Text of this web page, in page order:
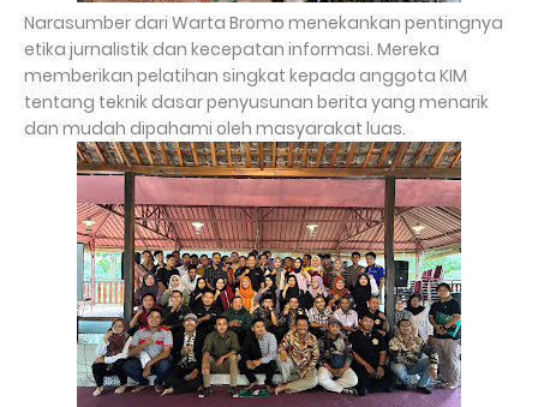
Narasumber dari Warta Bromo menekankan pentingnya
etika jurnalistik dan kecepatan informasi. Mereka
memberikan pelatihan singkat kepada anggota KIM
tentang teknik dasar penyusunan berita yang menarik
dan mudah dipahami oleh masyarakat luas.